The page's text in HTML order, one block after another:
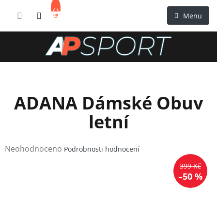
ADANA Dámské Obuv
letní
Průměrné
Neohodnoceno Podrobnosti hodnocení
399 Kč
–50 %